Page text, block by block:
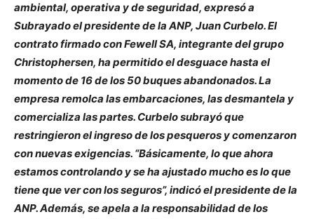
ambiental, operativa y de seguridad, expresó a
Subrayado el presidente de la ANP, Juan Curbelo. El
contrato firmado con Fewell SA, integrante del grupo
Christophersen, ha permitido el desguace hasta el
momento de 16 de los 50 buques abandonados. La
empresa remolca las embarcaciones, las desmantela y
comercializa las partes. Curbelo subrayó que
restringieron el ingreso de los pesqueros y comenzaron
con nuevas exigencias. “Básicamente, lo que ahora
estamos controlando y se ha ajustado mucho es lo que
tiene que ver con los seguros”, indicó el presidente de la
ANP. Además, se apela a la responsabilidad de los